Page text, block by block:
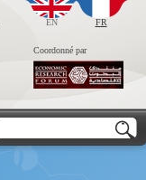
EN FR
Coordonné par